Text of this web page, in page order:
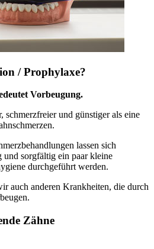
/ Prophylaxe?
Vorbeugung.
schmerzfreier und günstiger als eine
lassen sich
und sorgfältig ein paar kleine
durchgeführt werden.
auch anderen Krankheiten, die durch
Zähne